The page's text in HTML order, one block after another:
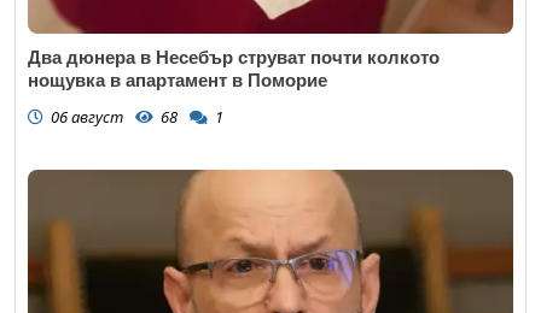
Два дюнера в Несебър струват почти колкото
нощувка в апартамент в Поморие
06 август 68 1